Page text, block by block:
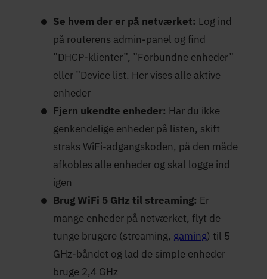
Se hvem der er på netværket: Log ind
på routerens admin-panel og find
”DHCP-klienter”, ”Forbundne enheder”
eller ”Device list. Her vises alle aktive
enheder
Fjern ukendte enheder: Har du ikke
genkendelige enheder på listen, skift
straks WiFi-adgangskoden, på den måde
afkobles alle enheder og skal logge ind
igen
Brug WiFi 5 GHz til streaming: Er
mange enheder på netværket, flyt de
tunge brugere (streaming, gaming) til 5
GHz-båndet og lad de simple enheder
bruge 2,4 GHz